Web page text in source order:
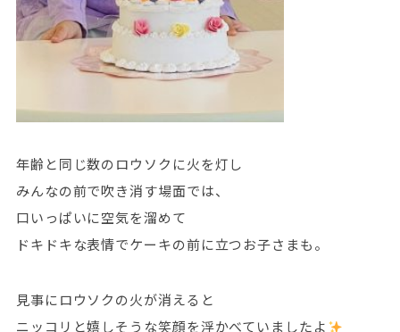
年齢と同じ数のロウソクに火を灯し
みんなの前で吹き消す場面では、
口いっぱいに空気を溜めて
ドキドキな表情でケーキの前に立つお子さまも。
見事にロウソクの火が消えると
ニッコリと嬉しそうな笑顔を浮かべていましたよ